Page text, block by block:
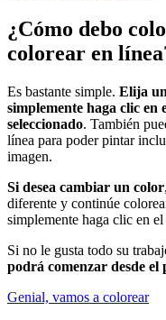
¿Cómo debo
colorear en
Es bastante simple. Elija
simplemente haga clic en
seleccionado. También
línea para poder pintar
imagen.
Si desea cambiar un color
diferente y continúe
simplemente haga clic en
Si no le gusta todo su
podrá comenzar desde el
Genial, vamos a colorear